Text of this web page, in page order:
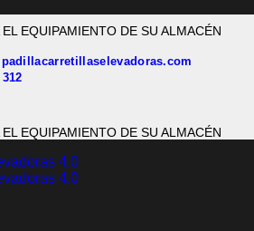
EQUIPAMIENTO DE SU ALMACÉN
EQUIPAMIENTO DE SU ALMACÉN